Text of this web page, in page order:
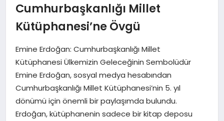
EKONOMI
MAGAZIN
SAĞLIK
SIYASET
Cumhurbaşkanlığı Millet
Kütüphanesi’ne Övgü
Emine Erdoğan: Cumhurbaşkanlığı Millet
Kütüphanesi Ülkemizin Geleceğinin Sembolüdür
Emine Erdoğan, sosyal medya hesabından
Cumhurbaşkanlığı Millet Kütüphanesi’nin 5. yıl
dönümü için önemli bir paylaşımda bulundu.
Erdoğan, kütüphanenin sadece bir kitap deposu